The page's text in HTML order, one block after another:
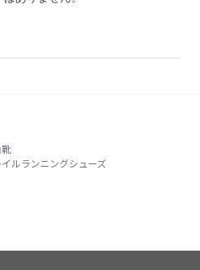
イルランニングシューズ